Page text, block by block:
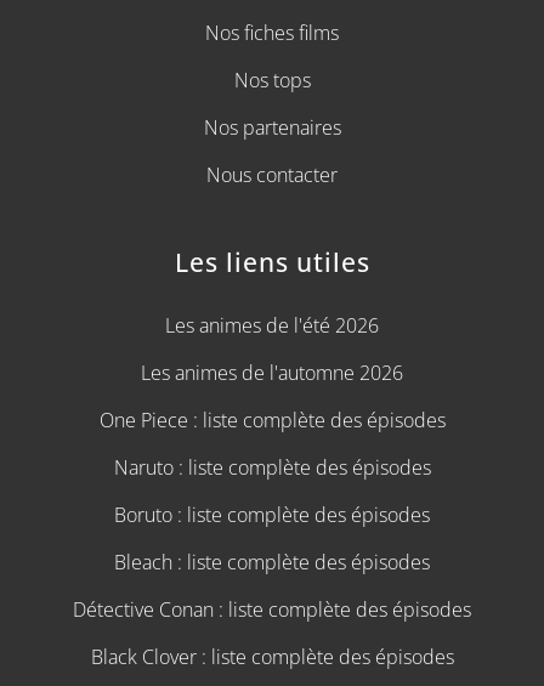
Nos fiches films
Nos tops
Nos partenaires
Nous contacter
Les liens utiles
Les animes de l'été 2026
Les animes de l'automne 2026
One Piece : liste complète des épisodes
Naruto : liste complète des épisodes
Boruto : liste complète des épisodes
Bleach : liste complète des épisodes
Détective Conan : liste complète des épisodes
Black Clover : liste complète des épisodes